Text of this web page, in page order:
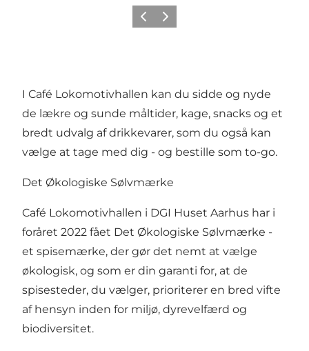
ForrigeNæste
I Café Lokomotivhallen kan du sidde og nyde
de lækre og sunde måltider, kage, snacks og et
bredt udvalg af drikkevarer, som du også kan
vælge at tage med dig - og bestille som to-go.
Det Økologiske Sølvmærke
Café Lokomotivhallen i DGI Huset Aarhus har i
foråret 2022 fået Det Økologiske Sølvmærke -
et spisemærke, der gør det nemt at vælge
økologisk, og som er din garanti for, at de
spisesteder, du vælger, prioriterer en bred vifte
af hensyn inden for miljø, dyrevelfærd og
biodiversitet.